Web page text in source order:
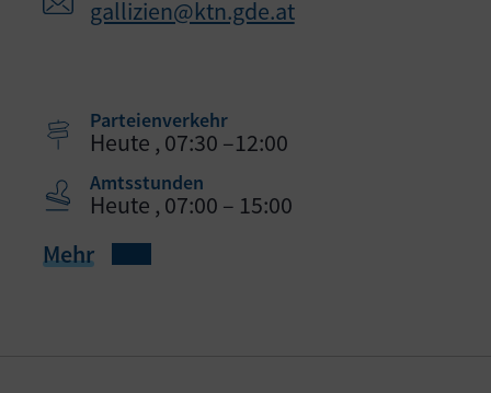
gallizien@ktn.gde.at
Parteienverkehr
Heute , 07:30 –12:00
Amtsstunden
Heute , 07:00 – 15:00
Mehr